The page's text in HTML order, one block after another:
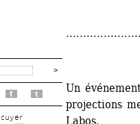
f t
Un
projections
Labos.